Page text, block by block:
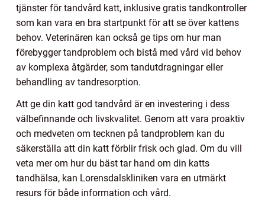
tjänster för tandvård katt, inklusive gratis tandkontroller
som kan vara en bra startpunkt för att se över kattens
behov. Veterinären kan också ge tips om hur man
förebygger tandproblem och bistå med vård vid behov
av komplexa åtgärder, som tandutdragningar eller
behandling av tandresorption.
Att ge din katt god tandvård är en investering i dess
välbefinnande och livskvalitet. Genom att vara proaktiv
och medveten om tecknen på tandproblem kan du
säkerställa att din katt förblir frisk och glad. Om du vill
veta mer om hur du bäst tar hand om din katts
tandhälsa, kan Lorensdalskliniken vara en utmärkt
resurs för både information och vård.